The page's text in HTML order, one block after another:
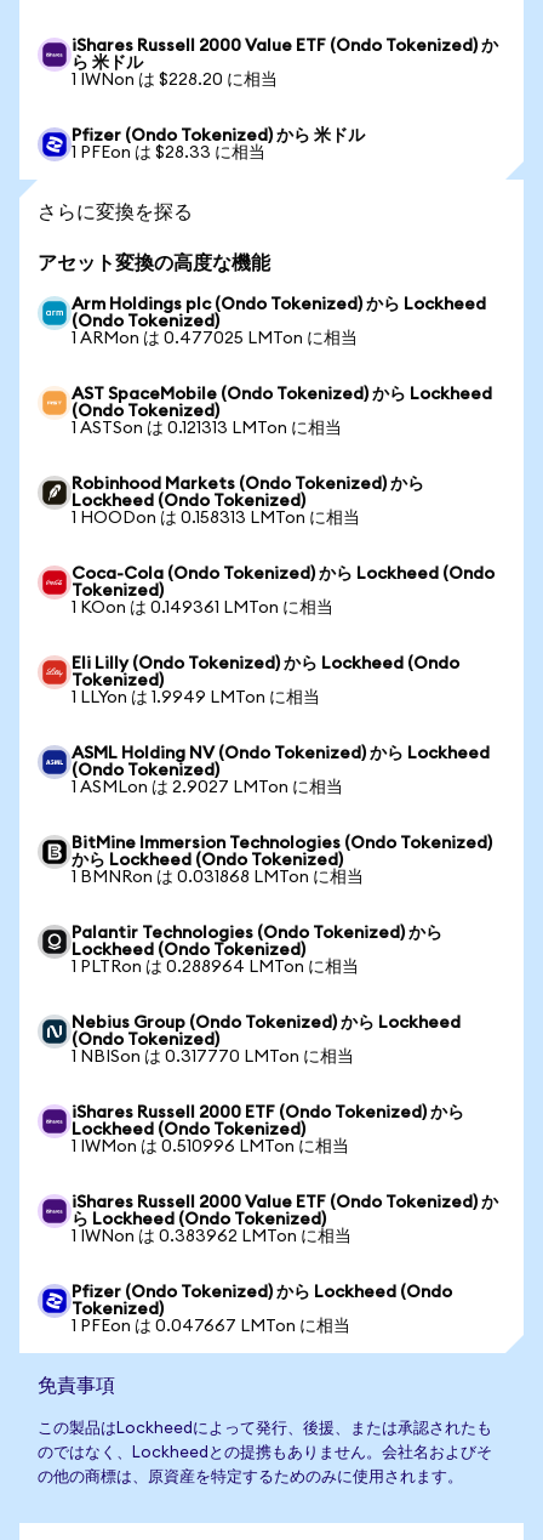
iShares Russell 2000 Value ETF (Ondo Tokenized) か
ら 米ドル
1 IWNon は $228.20 に相当
Pfizer (Ondo Tokenized) から 米ドル
1 PFEon は $28.33 に相当
さらに変換を探る
アセット変換の高度な機能
Arm Holdings plc (Ondo Tokenized) から Lockheed
(Ondo Tokenized)
1 ARMon は 0.477025 LMTon に相当
AST SpaceMobile (Ondo Tokenized) から Lockheed
(Ondo Tokenized)
1 ASTSon は 0.121313 LMTon に相当
Robinhood Markets (Ondo Tokenized) から
Lockheed (Ondo Tokenized)
1 HOODon は 0.158313 LMTon に相当
Coca-Cola (Ondo Tokenized) から Lockheed (Ondo
Tokenized)
1 KOon は 0.149361 LMTon に相当
Eli Lilly (Ondo Tokenized) から Lockheed (Ondo
Tokenized)
1 LLYon は 1.9949 LMTon に相当
ASML Holding NV (Ondo Tokenized) から Lockheed
(Ondo Tokenized)
1 ASMLon は 2.9027 LMTon に相当
BitMine Immersion Technologies (Ondo Tokenized)
から Lockheed (Ondo Tokenized)
1 BMNRon は 0.031868 LMTon に相当
Palantir Technologies (Ondo Tokenized) から
Lockheed (Ondo Tokenized)
1 PLTRon は 0.288964 LMTon に相当
Nebius Group (Ondo Tokenized) から Lockheed
(Ondo Tokenized)
1 NBISon は 0.317770 LMTon に相当
iShares Russell 2000 ETF (Ondo Tokenized) から
Lockheed (Ondo Tokenized)
1 IWMon は 0.510996 LMTon に相当
iShares Russell 2000 Value ETF (Ondo Tokenized) か
ら Lockheed (Ondo Tokenized)
1 IWNon は 0.383962 LMTon に相当
Pfizer (Ondo Tokenized) から Lockheed (Ondo
Tokenized)
1 PFEon は 0.047667 LMTon に相当
免責事項
この製品はLockheedによって発行、後援、または承認されたも
のではなく、Lockheedとの提携もありません。会社名およびそ
の他の商標は、原資産を特定するためのみに使用されます。